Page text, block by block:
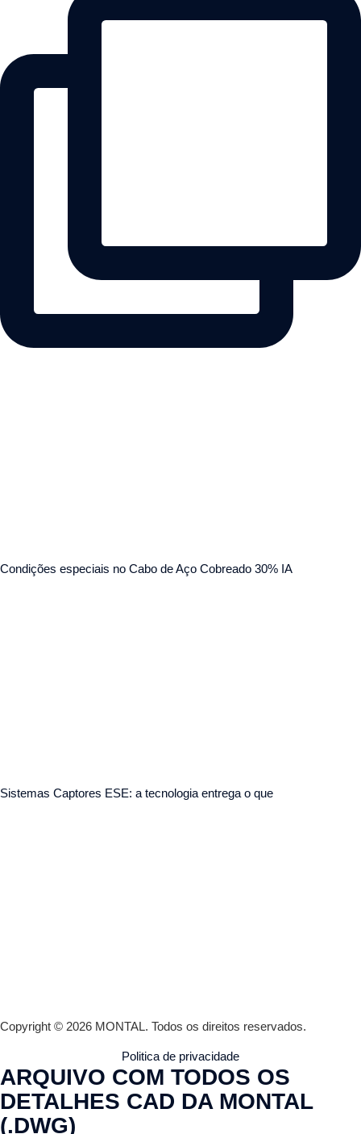
Condições especiais no Cabo de Aço Cobreado 30% IA
Sistemas Captores ESE: a tecnologia entrega o que
Copyright © 2026 MONTAL. Todos os direitos reservados.
Politica de privacidade
ARQUIVO COM TODOS OS
DETALHES CAD DA MONTAL
(.DWG)